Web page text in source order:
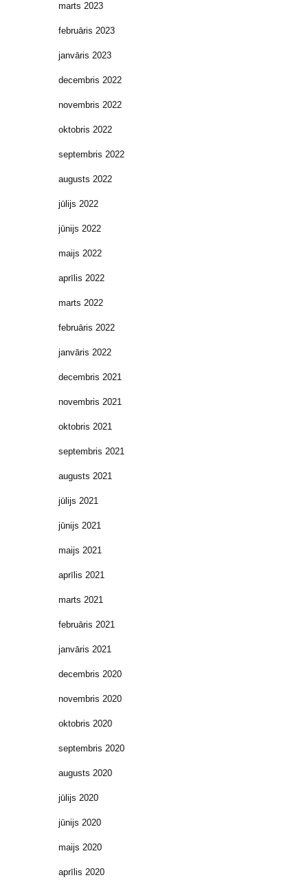
marts 2023
februāris 2023
janvāris 2023
decembris 2022
novembris 2022
oktobris 2022
septembris 2022
augusts 2022
jūlijs 2022
jūnijs 2022
maijs 2022
aprīlis 2022
marts 2022
februāris 2022
janvāris 2022
decembris 2021
novembris 2021
oktobris 2021
septembris 2021
augusts 2021
jūlijs 2021
jūnijs 2021
maijs 2021
aprīlis 2021
marts 2021
februāris 2021
janvāris 2021
decembris 2020
novembris 2020
oktobris 2020
septembris 2020
augusts 2020
jūlijs 2020
jūnijs 2020
maijs 2020
aprīlis 2020